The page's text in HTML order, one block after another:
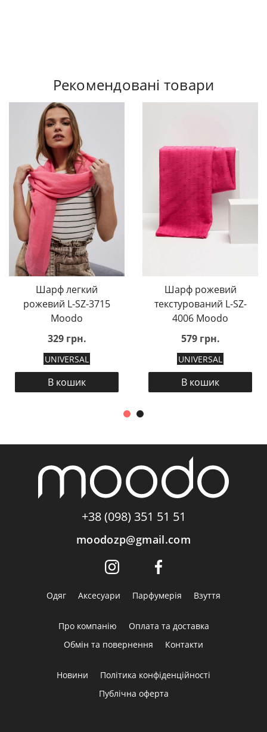
Рекомендовані товари
Шарф легкий
рожевий L-SZ-3715
Moodo
329 грн.
UNIVERSAL
В кошик
Шарф рожевий
текстурований L-SZ-
4006 Moodo
579 грн.
UNIVERSAL
В кошик
+38 (098) 351 51 51
moodozp@gmail.com
Одяг Аксесуари Парфумерія Взуття
Про компанію
Оплата та доставка
Обмін та повернення
Контакти
Новини
Політика конфіденційності
Публічна оферта